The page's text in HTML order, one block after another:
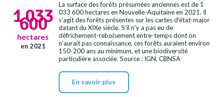
1 033
600
hectares
en 2021
La surface des forêts présumées anciennes est de 1
033 600 hectares en Nouvelle-Aquitaine en 2021. Il
s'agit des forêts présentes sur les cartes d'état-major
datant du XIXe siècle. S'il n'y a pas eu de
défrichement-reboisement entre-temps dont on
n'aurait pas connaissance, ces forêts auraient environ
150-200 ans au minimum, et une biodiversité
particulière associée. Source : IGN, CBNSA
En savoir plus